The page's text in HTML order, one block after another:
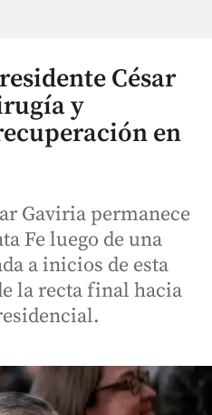
César
y
en
Gaviria permanece
Fe luego de una
a inicios de esta
la recta final hacia